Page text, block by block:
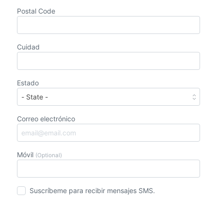
Postal Code
Cuidad
Estado
Correo electrónico
Móvil (Optional)
Suscríbeme para recibir mensajes SMS.